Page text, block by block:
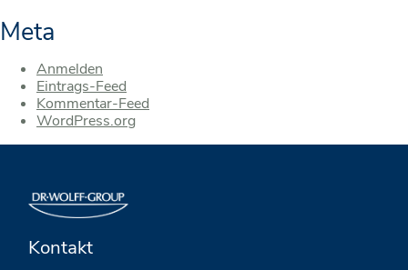
Meta
Anmelden
Eintrags-Feed
Kommentar-Feed
WordPress.org
Kontakt